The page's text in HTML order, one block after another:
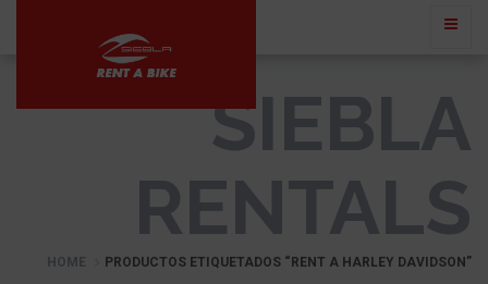
SIEBLA
RENTALS
HOME PRODUCTOS ETIQUETADOS “RENT A HARLEY DAVIDSON”